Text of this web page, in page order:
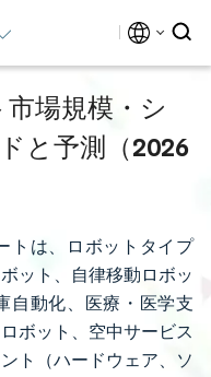
場規模・シ
と予測（2026
トは、ロボットタイプ
ット、自律移動ロボッ
自動化、医療・医学支
ボット、空中サービス
ト（ハードウェア、ソ